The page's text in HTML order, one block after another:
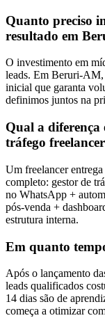
Quanto preciso
resultado em
O investimento em
leads. Em Beruri-AM,
inicial que garanta
definimos juntos na
Qual a diferença
tráfego
Um freelancer
completo: gestor de
no WhatsApp +
pós-venda +
estrutura interna.
Em quanto
Após o lançamento
leads qualificados
14 dias são de
começa a otimizar